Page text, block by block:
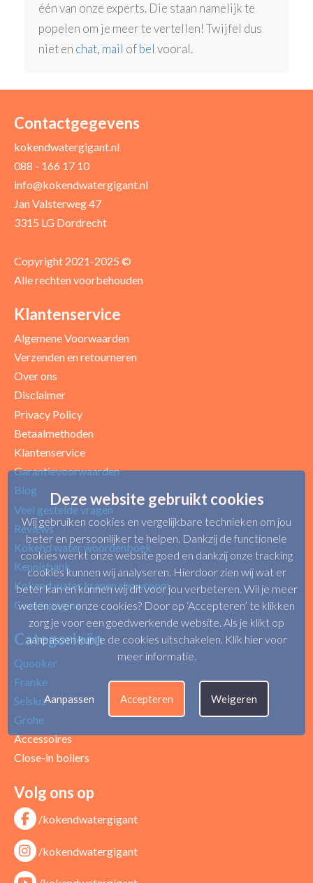
één van onze experts. Die staan namelijk te
popelen om je meer te vertellen! Twijfel dus
niet en chat, mail ofbel vooral.
Contactgegevens
kokendwatergigant.nl
088 - 166 17 10
info@kokendwatergigant.nl
Jan Valsterweg 47
3315 LG Dordrecht
Copyright 2021-2025 ©
Alle rechten voorbehouden
Klantenservice
Algemene Voorwaarden
Verzenden en retourneren
Over ons
Disclaimer
Privacy Policy
Betaalmethoden
Klantenservice
Garantievoorwaarden
Blog
Veel gestelde vragen
Reviews
Kokend water woordenboek
Kennisbank
Kokend water kranen showroom
Cookiepagina
Categorieën
Quooker
Franke
Selsiuz
Grohe
Accessoires
Close-in boilers
Volg ons op
/kokendwatergigant
/kokendwatergigant
Deze website gebruikt cookies
Wij gebruiken cookies en vergelijkbare technieken om jou
beter en persoonlijker te helpen. Dankzij de functionele
cookies werkt onze website goed en dankzij onze tracking
cookies kunnen wij analyseren. Hierdoor zien wij wat er
beter kan en kunnen wij dit voor jou verbeteren. Wil je meer
weten over onze cookies? Door op ‘Accepteren’ te klikken
zorg je voor een goedwerkende website. Als je klikt op
aanpassen kun je de cookies uitschakelen. Klik hier voor
meer informatie.
Aanpassen Accepteren Weigeren